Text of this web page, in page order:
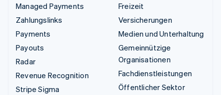
Managed Payments
Zahlungslinks
Payments
Payouts
Radar
Revenue Recognition
Stripe Sigma
Freizeit
Versicherungen
Medien und Unterhaltung
Gemeinnützige
Organisationen
Fachdienstleistungen
Öffentlicher Sektor